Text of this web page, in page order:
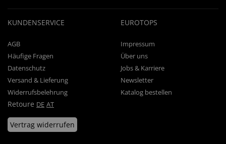
KUNDENSERVICE
AGB
Häufige Fragen
Datenschutz
Versand & Lieferung
Widerrufsbelehrung
Retoure DE AT
Vertrag widerrufen
EUROTOPS
Impressum
Über uns
Jobs & Karriere
Newsletter
Katalog bestellen